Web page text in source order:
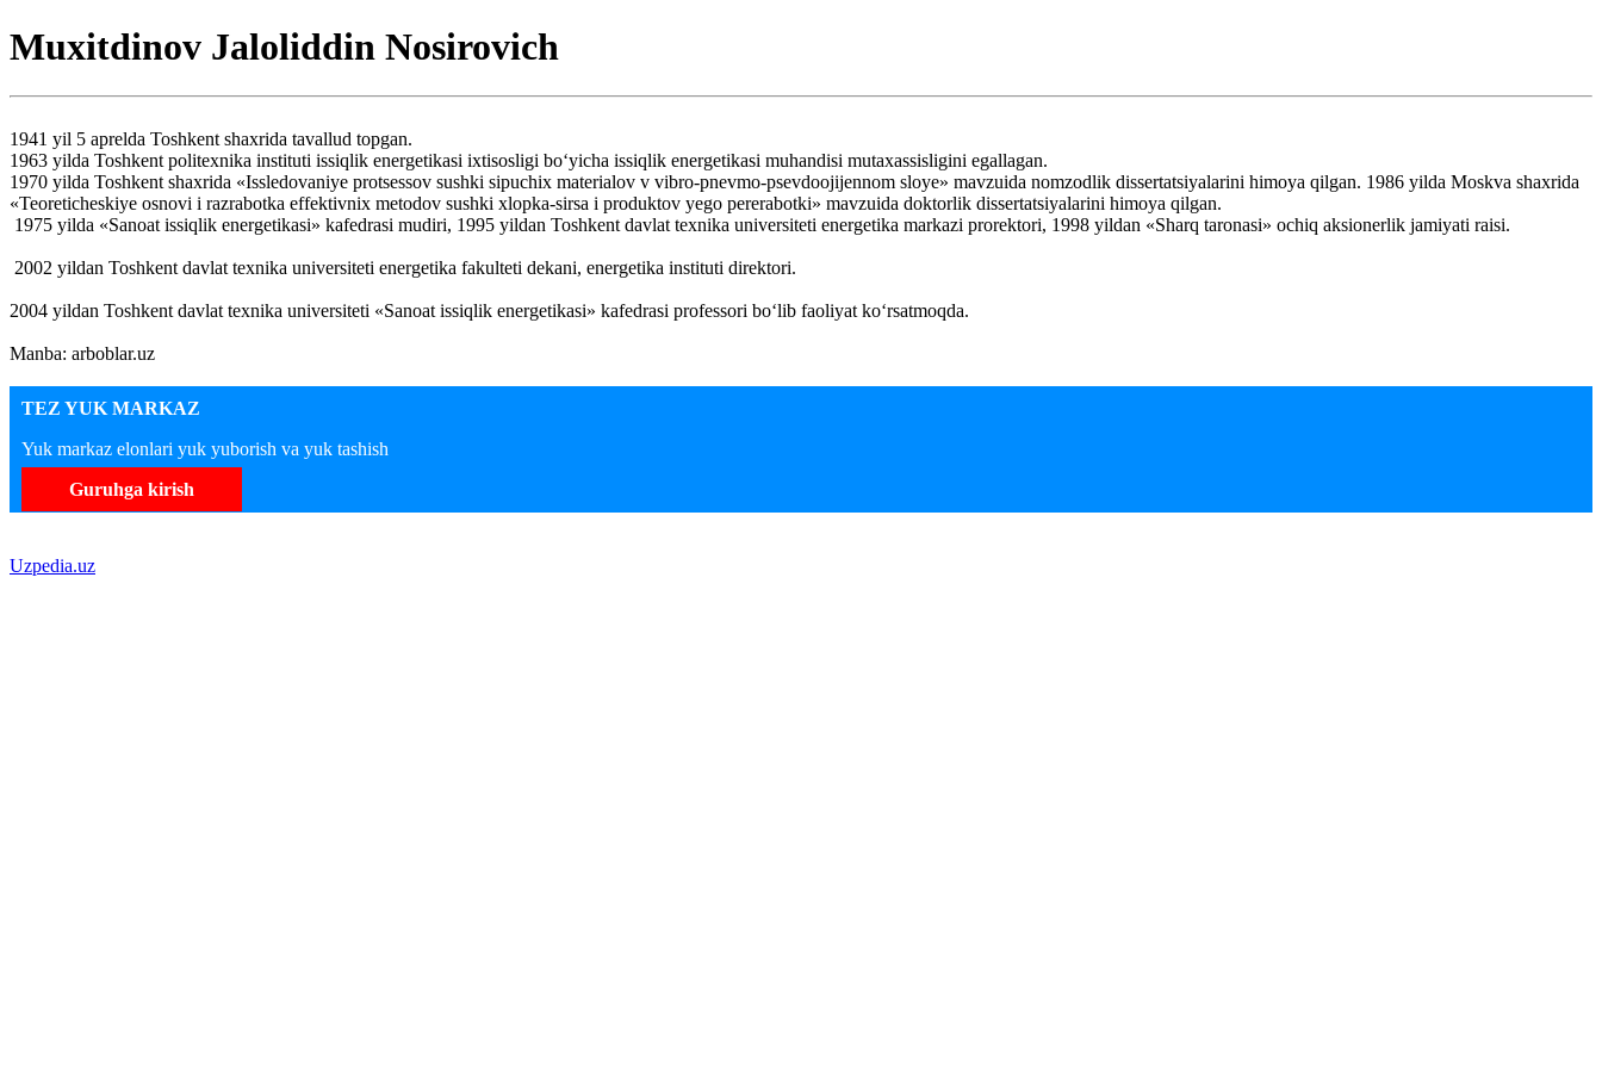
Muxitdinov Jaloliddin Nosirovich
1941 yil 5 aprelda Toshkent shaxrida tavallud topgan.
1963 yilda Toshkent politexnika instituti issiqlik energetikasi ixtisosligi bo‘yicha issiqlik energetikasi muhandisi mutaxassisligini egallagan.
1970 yilda Toshkent shaxrida «Issledovaniye protsessov sushki sipuchix materialov v vibro-pnevmo-psevdoojijennom sloye» mavzuida nomzodlik dissertatsiyalarini himoya qilgan. 1986 yilda Moskva shaxrida
«Teoreticheskiye osnovi i razrabotka effektivnix metodov sushki xlopka-sirsa i produktov yego pererabotki» mavzuida doktorlik dissertatsiyalarini himoya qilgan.
1975 yilda «Sanoat issiqlik energetikasi» kafedrasi mudiri, 1995 yildan Toshkent davlat texnika universiteti energetika markazi prorektori, 1998 yildan «Sharq taronasi» ochiq aksionerlik jamiyati raisi.
2002 yildan Toshkent davlat texnika universiteti energetika fakulteti dekani, energetika instituti direktori.
2004 yildan Toshkent davlat texnika universiteti «Sanoat issiqlik energetikasi» kafedrasi professori bo‘lib faoliyat ko‘rsatmoqda.
Manba: arboblar.uz
TEZ YUK MARKAZ
Yuk markaz elonlari yuk yuborish va yuk tashish
Guruhga kirish
Uzpedia.uz